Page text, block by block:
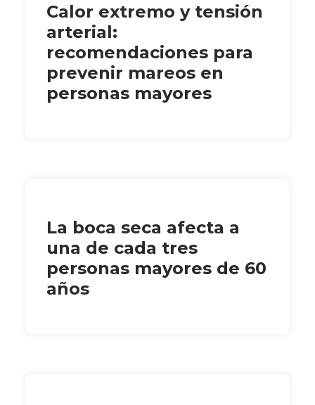
Calor extremo y tensión
arterial:
recomendaciones para
prevenir mareos en
personas mayores
La boca seca afecta a
una de cada tres
personas mayores de 60
años